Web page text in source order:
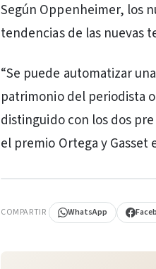
Según Oppenheimer, los
tendencias de las nuevas
“Se puede automatizar
patrimonio del periodista
distinguido con los dos
el premio Ortega y Gasset
COMPARTIR WhatsApp